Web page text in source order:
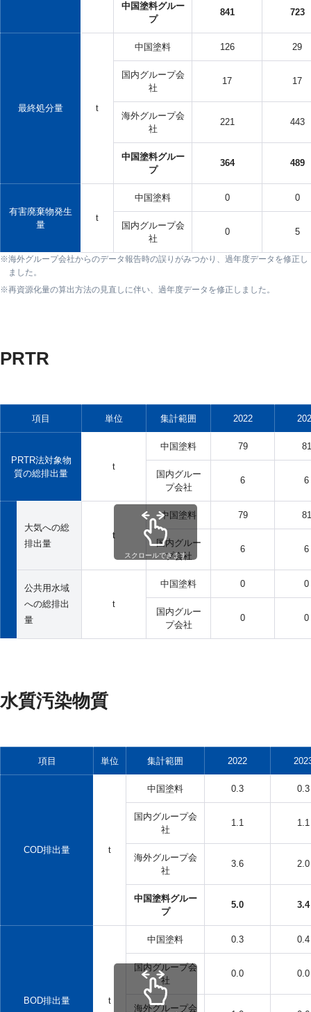
中国塗料グルー
プ
841 723
最終処分量 t
中国塗料 126 29
国内グループ会
社
17 17
海外グループ会
社
221 443
中国塗料グルー
プ
364 489
有害廃棄物発生
量
t
中国塗料 0 0
国内グループ会
社
0 5
海外グループ会社からのデータ報告時の誤りがみつかり、過年度データを修正し
ました。
再資源化量の算出方法の見直しに伴い、過年度データを修正しました。
PRTR
項目 単位 集計範囲 2022
PRTR法対象物
質の総排出量
t
中国塗料 79 81
国内グルー
プ会社
6 6
大気への総
排出量
t
中国塗料 79 81
国内グルー
プ会社
6 6
公共用水域
への総排出
量
t
中国塗料 0 0
国内グルー
プ会社
0 0
スクロールできます
水質汚染物質
項目 単位 集計範囲 2022
COD排出量 t
中国塗料 0.3 0.3
国内グループ会
社
1.1 1.1
海外グループ会
社
3.6 2.0
中国塗料グルー
プ
5.0 3.4
BOD排出量 t
中国塗料 0.3 0.4
国内グループ会
社
0.0 0.0
海外グループ会